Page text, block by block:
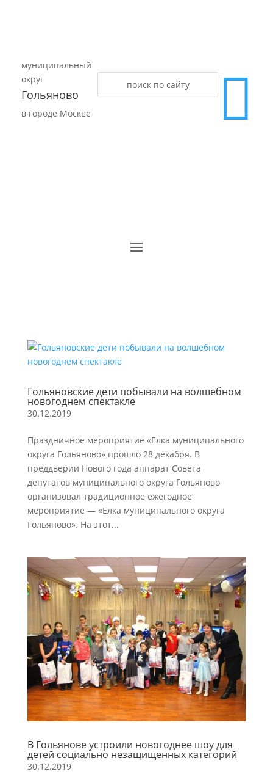
муниципальный
округ
Гольяново
в городе Москве 
Гольяновские дети побывали на волшебном
новогоднем спектакле
30.12.2019
Праздничное мероприятие «Елка муниципального
округа Гольяново» прошло 28 декабря. В
преддверии Нового года аппарат Совета
депутатов муниципального округа Гольяново
организовал традиционное ежегодное
мероприятие — «Елка муниципального округа
Гольяново». На этот...
В Гольянове устроили новогоднее шоу для
детей социально незащищенных категорий
30.12.2019